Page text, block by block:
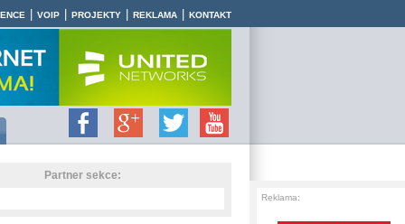
VOIP PROJEKTY REKLAMA KONTAKT
Partner sekce:
Reklama: